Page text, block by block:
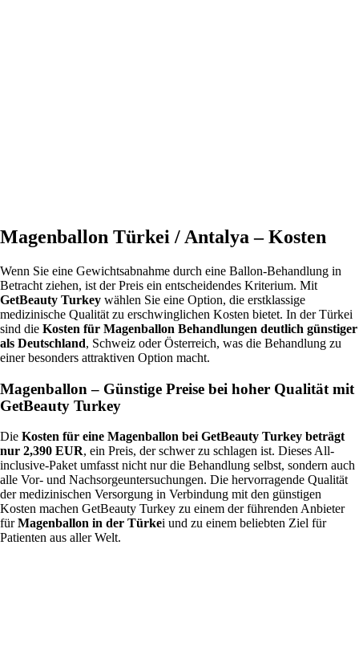
Magenballon Türkei / Antalya – Kosten
Wenn Sie eine Gewichtsabnahme durch eine Ballon-Behandlung in
Betracht ziehen, ist der Preis ein entscheidendes Kriterium. Mit
GetBeauty Turkey wählen Sie eine Option, die erstklassige
medizinische Qualität zu erschwinglichen Kosten bietet. In der Türkei
sind die Kosten für Magenballon Behandlungen deutlich günstiger
als Deutschland, Schweiz oder Österreich, was die Behandlung zu
einer besonders attraktiven Option macht.
Magenballon – Günstige Preise bei hoher Qualität mit
GetBeauty Turkey
Die Kosten für eine Magenballon bei GetBeauty Turkey beträgt
nur 2,390 EUR, ein Preis, der schwer zu schlagen ist. Dieses All-
inclusive-Paket umfasst nicht nur die Behandlung selbst, sondern auch
alle Vor- und Nachsorgeuntersuchungen. Die hervorragende Qualität
der medizinischen Versorgung in Verbindung mit den günstigen
Kosten machen GetBeauty Turkey zu einem der führenden Anbieter
fürMagenballon in der Türkei und zu einem beliebten Ziel für
Patienten aus aller Welt.